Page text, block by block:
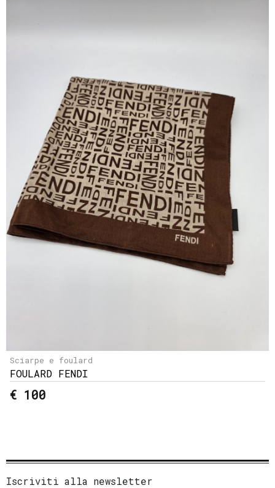
Sciarpe e foulard
FOULARD FENDI
€ 100
Iscriviti alla newsletter